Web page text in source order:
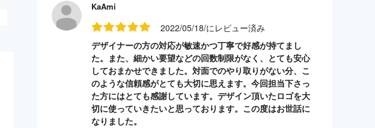
KaAmi
2022/05/18/にレビュー済み
デザイナーの方の対応が敏速かつ丁寧で好感が持てまし
た。また、細かい要望などの回数制限がなく、とても安心
しておまかせできました。対面でのやり取りがない分、こ
のような信頼感がとても大切に思えます。今回担当下さっ
た方にはとても感謝しています。デザイン頂いたロゴを大
切に使っていきたいと思っております。この度はお世話に
なりました。